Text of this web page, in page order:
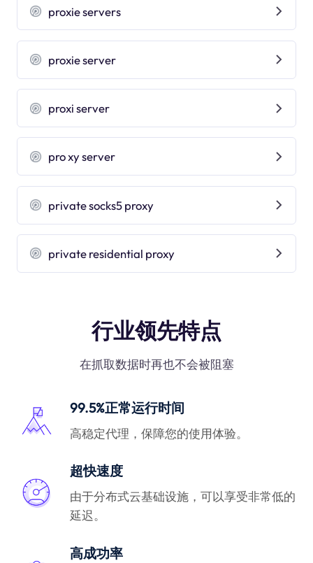
proxie servers
proxie server
proxi server
pro xy server
private socks5 proxy
private residential proxy
行业领先特点
在抓取数据时再也不会被阻塞
99.5%正常运行时间
高稳定代理，保障您的使用体验。
超快速度
由于分布式云基础设施，可以享受非常低的
延迟。
高成功率